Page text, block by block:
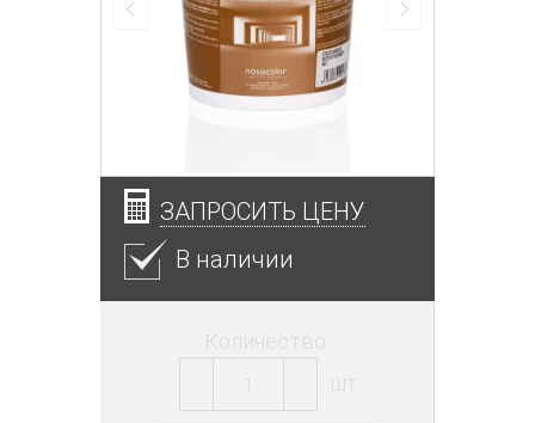
ЗАПРОСИТЬ ЦЕНУ
В наличии
Количество:
шт.